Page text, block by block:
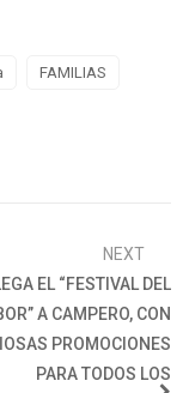
FAMILIAS
NEXT
EL “FESTIVAL DEL
A CAMPERO, CON
PROMOCIONES
PARA TODOS LOS